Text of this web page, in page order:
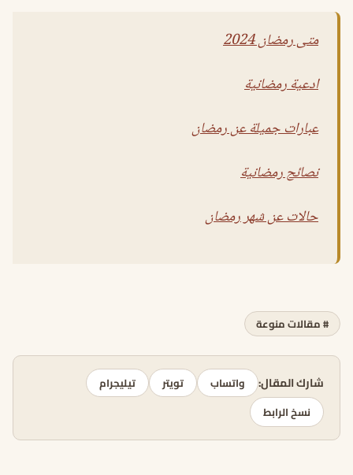
متى رمضان 2024
ادعية رمضانية
عبارات جميلة عن رمضان
نصائح رمضانية
حالات عن شهر رمضان
# مقالات منوعة
شارك المقال: واتساب تويتر
تيليجرام
نسخ الرابط